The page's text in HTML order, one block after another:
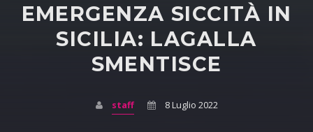
EMERGENZA SICCITÀ IN
SICILIA: LAGALLA
SMENTISCE
staff 8 Luglio 2022